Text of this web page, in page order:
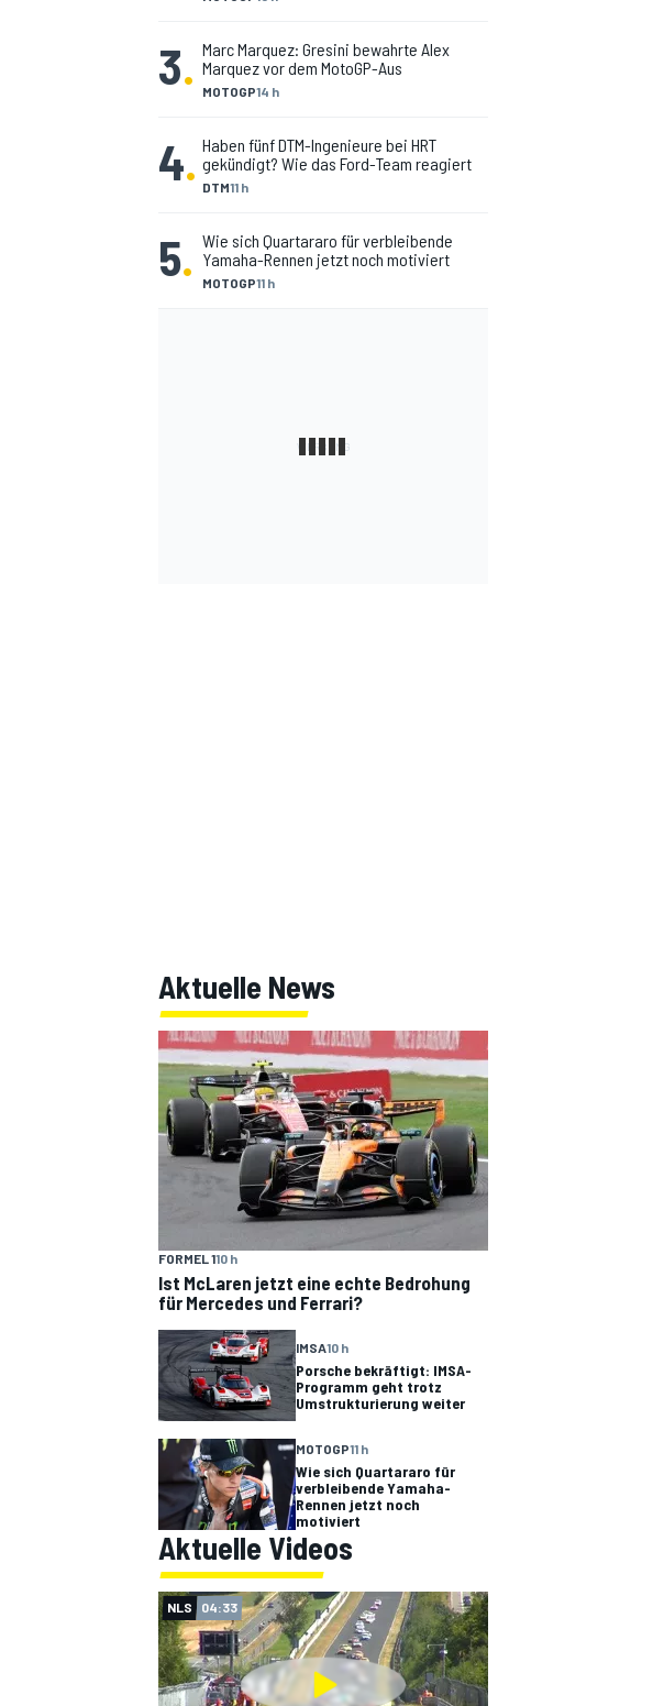
3. MOTOGP14 h
Marc Marquez: Gresini bewahrte Alex
Marquez vor dem MotoGP-Aus
4. DTM11 h
Haben fünf DTM-Ingenieure bei HRT
gekündigt? Wie das Ford-Team reagiert
5. MOTOGP11 h
Wie sich Quartararo für verbleibende
Yamaha-Rennen jetzt noch motiviert
Aktuelle News
FORMEL 110 h
Ist McLaren jetzt eine echte Bedrohung
für Mercedes und Ferrari?
IMSA10 h
Porsche bekräftigt: IMSA-
Programm geht trotz
Umstrukturierung weiter
MOTOGP11 h
Wie sich Quartararo für
verbleibende Yamaha-
Rennen jetzt noch
motiviert
Aktuelle Videos
NLS 04:33